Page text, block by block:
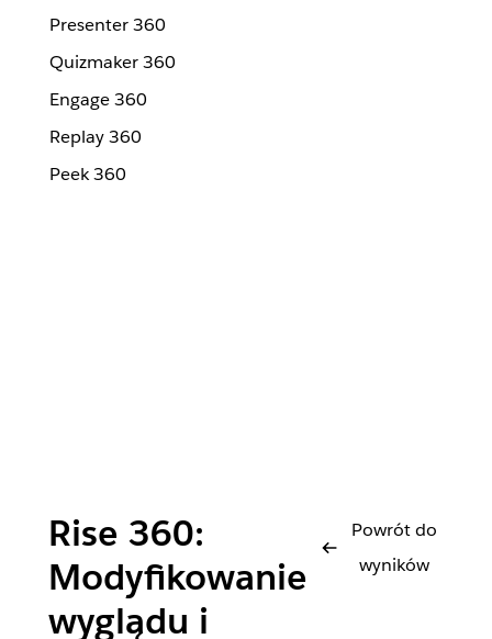
Presenter 360
Quizmaker 360
Engage 360
Replay 360
Peek 360
Rise 360:
Modyfikowanie
wyglądu i
Powrót do
wyników